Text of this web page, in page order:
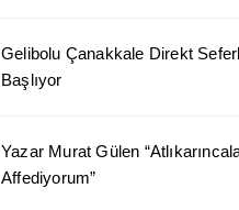
Gelibolu Çanakkale Direkt
Başlıyor
Yazar Murat Gülen
Affediyorum”